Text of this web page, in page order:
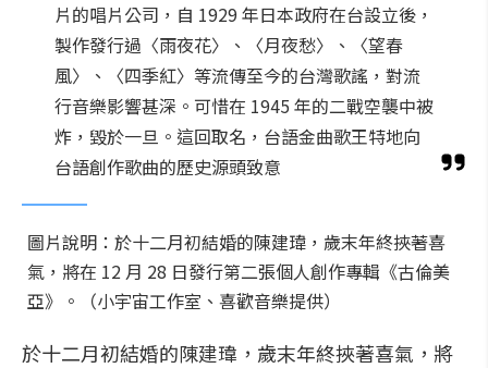
片的唱片公司，自 1929 年日本政府在台設立後，
製作發行過〈雨夜花〉、〈月夜愁〉、〈望春
風〉、〈四季紅〉等流傳至今的台灣歌謠，對流
行音樂影響甚深。可惜在 1945 年的二戰空襲中被
炸，毀於一旦。這回取名，台語金曲歌王特地向
台語創作歌曲的歷史源頭致意
圖片說明：於十二月初結婚的陳建瑋，歲末年終挾著喜
氣，將在 12 月 28 日發行第二張個人創作專輯《古倫美
亞》。（小宇宙工作室、喜歡音樂提供）
於十二月初結婚的陳建瑋，歲末年終挾著喜氣，將